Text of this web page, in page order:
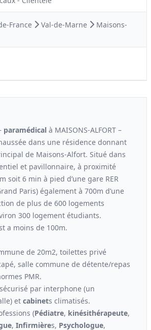
France Val-de-Marne
Maisons-
paramédical à MAISONS-ALFORT –
dans une résidence donnant
de Maisons-Alfort. Situé dans
et pavillonnaire, à proximité
soit 6 min à pied d’une gare RER
Paris) également à 700m d’une
de plus de 600 logements
300 logement étudiants.
a moins de 100m.
de 20m2, toilettes privé
salle commune de détente/repas
PMR.
par interphone (un
et cabinets climatisés.
(Pédiatre, kinésithérapeute,
, Infirmières, Psychologue,